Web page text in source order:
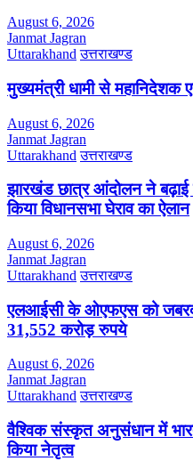
August 6, 2026
Janmat Jagran
Uttarakhand उत्तराखण्ड
मुख्यमंत्री धामी से महानिदेशक
August 6, 2026
Janmat Jagran
Uttarakhand उत्तराखण्ड
झारखंड छात्र आंदोलन ने बढ़ाई
किया विधानसभा घेराव का ऐलान
August 6, 2026
Janmat Jagran
Uttarakhand उत्तराखण्ड
एलआईसी के ओएफएस को
31,552 करोड़ रुपये
August 6, 2026
Janmat Jagran
Uttarakhand उत्तराखण्ड
वैश्विक संस्कृत अनुसंधान में
किया नेतृत्व